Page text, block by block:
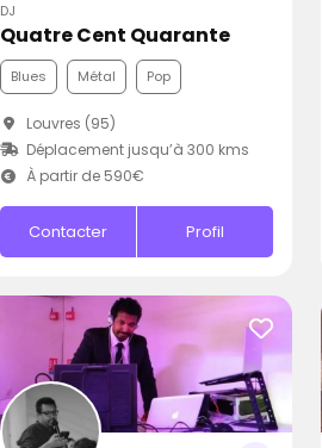
DJ
Quatre Cent Quarante
Blues Métal Pop
Louvres (95)
Déplacement jusqu’à 300 kms
À partir de 590€
Contacter Profil